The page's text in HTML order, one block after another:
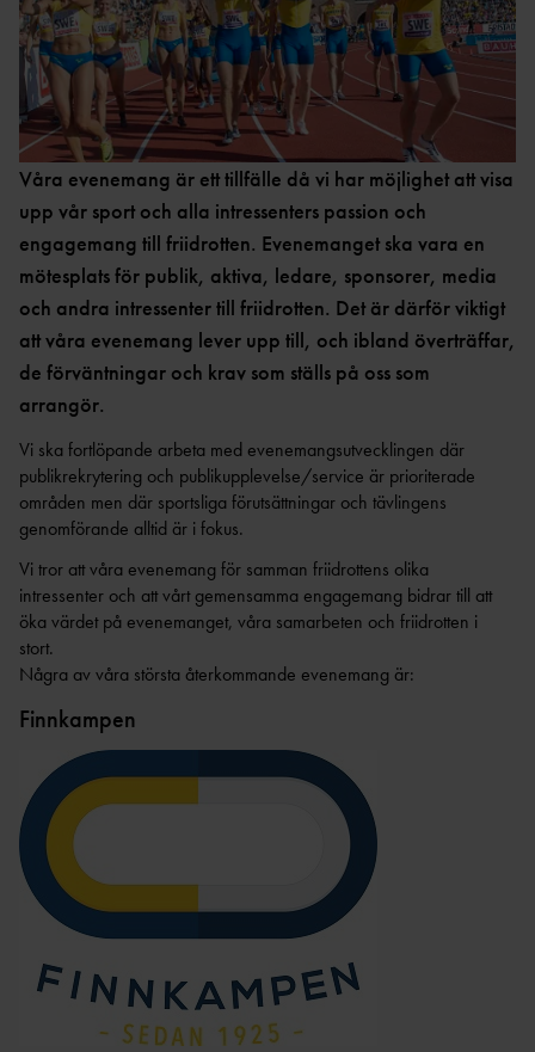
FRIIDROTTSSKOLA
NESTLÉSPELEN MED
NESTLÉ
BAUIS MINI
FRIIDROTTSSKOLA
MINIORLANDSLAGET MED
ATEA
EVENEMANG
FÖRENINGSAFFÄR
EN
Våra evenemang är ett tillfälle då vi har möjlighet att visa
upp vår sport och alla intressenters passion och
engagemang till friidrotten. Evenemanget ska vara en
mötesplats för publik, aktiva, ledare, sponsorer, media
och andra intressenter till friidrotten. Det är därför viktigt
att våra evenemang lever upp till, och ibland överträffar,
de förväntningar och krav som ställs på oss som
arrangör.
Vi ska fortlöpande arbeta med evenemangsutvecklingen där
publikrekrytering och publikupplevelse/service är prioriterade
områden men där sportsliga förutsättningar och tävlingens
genomförande alltid är i fokus.
Vi tror att våra evenemang för samman friidrottens olika
intressenter och att vårt gemensamma engagemang bidrar till att
öka värdet på evenemanget, våra samarbeten och friidrotten i
stort.
Några av våra största återkommande evenemang är:
Finnkampen